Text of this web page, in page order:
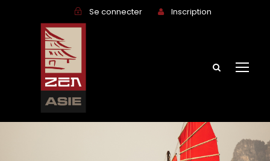
Se connecter Inscription